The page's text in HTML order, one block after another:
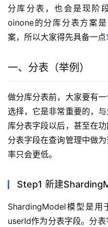
分库分表，也会是现阶
oinone的分库分表方案
案，所以大家得先具备一点
一、分表（举例）
做分库分表前，大家要有
选择，它是非常重要的，
库分表字段以后，甚至在
分表字段在查询管理中做
率只会更低。
Step1 新建
ShardingModel模型是
userId作为分表字段。分